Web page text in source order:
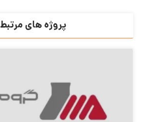
پروژه های مرتبط